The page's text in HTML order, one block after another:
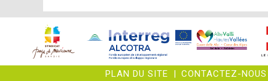
PLAN DU SITE | CONTACTEZ-NOUS